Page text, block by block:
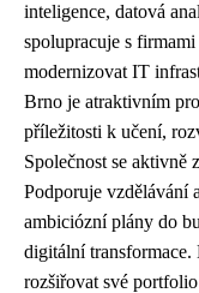
inteligence, datová
spolupracuje s
modernizovat IT
Brno je atraktivním
příležitosti k učení,
Společnost se aktivně
Podporuje vzdělávání
ambiciózní plány do
digitální transformace.
rozšiřovat své